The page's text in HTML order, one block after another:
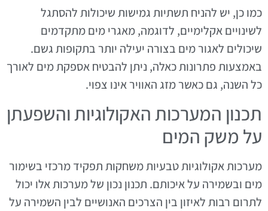
כמו כן, יש להניח תשתיות גמישות שיכולות להסתגל
לשינויים אקלימיים, לדוגמה, מאגרי מים מתקדמים
שיכולים לאגור מים בצורה יעילה יותר בתקופות גשם.
באמצעות פתרונות כאלה, ניתן להבטיח אספקת מים לאורך
כל השנה, גם כאשר מזג האוויר אינו צפוי.
תכנון המערכות האקולוגיות והשפעתן
על משק המים
מערכות אקולוגיות טבעיות משחקות תפקיד מרכזי בשימור
מים ובשמירה על איכותם. תכנון נכון של מערכות אלו יכול
לתרום רבות לאיזון בין הצרכים האנושיים לבין השמירה על